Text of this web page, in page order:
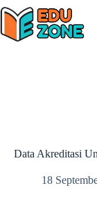
Skip
to
content
Data Akreditasi
18